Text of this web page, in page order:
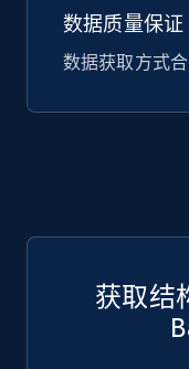
747+
数据质量保证
数据获取方式
获取结